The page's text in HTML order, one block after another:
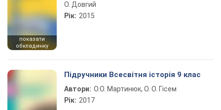
показати
обкладинку
О. Довгий
Рік: 2015
Підручники Всесвітня історія 9 клас
Автори: О.О. Мартинюк, О. О. Гісем
Рік: 2017